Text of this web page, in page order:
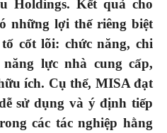
Holdings. Kết quả cho
những lợi thế riêng biệt
cốt lõi: chức năng, chi
lực nhà cung cấp,
ích. Cụ thể, MISA đạt
sử dụng và ý định tiếp
các tác nghiệp hằng